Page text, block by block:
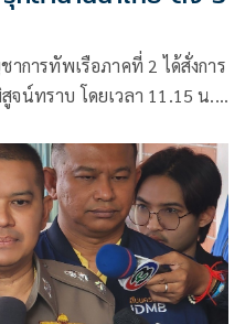
การทัพเรือภาคที่ 2 ได้สั่งการ
จน์ทราบ โดยเวลา 11.15 น.